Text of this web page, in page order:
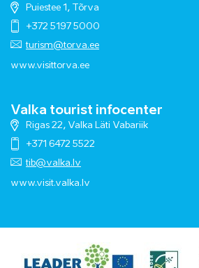
Puiestee 1, Tõrva
+372 5197 5000
turism@torva.ee
www.visittorva.ee
Valka tourist infocenter
Rigas 22, Valka Läti Vabariik
+371 6472 5522
tib@valka.lv
www.visit.valka.lv